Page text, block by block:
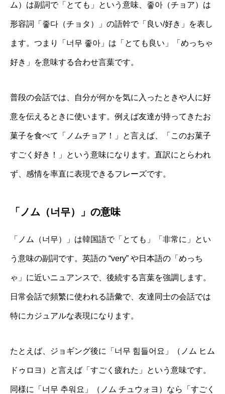
ム）は副詞で「とても」という意味、좋아（チョア）は
形容詞「좋다（チョタ）」の語幹で「良い/好き」を表し
ます。つまり「너무 좋아」は「とても良い」「めっちゃ
好き」を意味する合わせ言葉です。
普段の会話では、自分が何かを気に入ったときや人に好
意を伝えるときに使います。例えば友達が持ってきたお
菓子を食べて「ノムチョア！」と言えば、「このお菓子
すごく好き！」という意味になります。直訳にとらわれ
ず、感情を率直に表現できるフレーズです。
「ノム（너무）」の意味
「ノム（너무）」は韓国語で「とても」「非常に」とい
う意味の副詞です。英語の “very” や日本語の「めっち
ゃ」に近いニュアンスで、後続する言葉を強調します。
日常会話で頻繁に使われる語彙で、友達同士の会話では
特にカジュアルな表現になります。
たとえば、ジョギング後に「너무 힘들어요」（ノム ヒム
ドゥロヨ）と言えば「すごく疲れた」という意味です。
同様に「너무 추워요」（ノム チュウォヨ）なら「すごく